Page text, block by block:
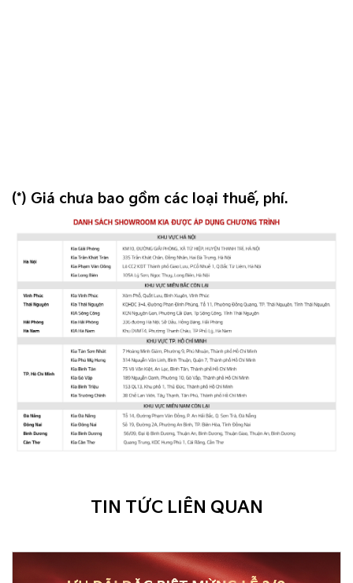
(*) Giá chưa bao gồm các loại thuế, phí.
TIN TỨC LIÊN QUAN